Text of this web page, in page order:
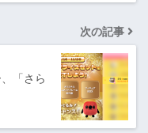
次の記事
「さら